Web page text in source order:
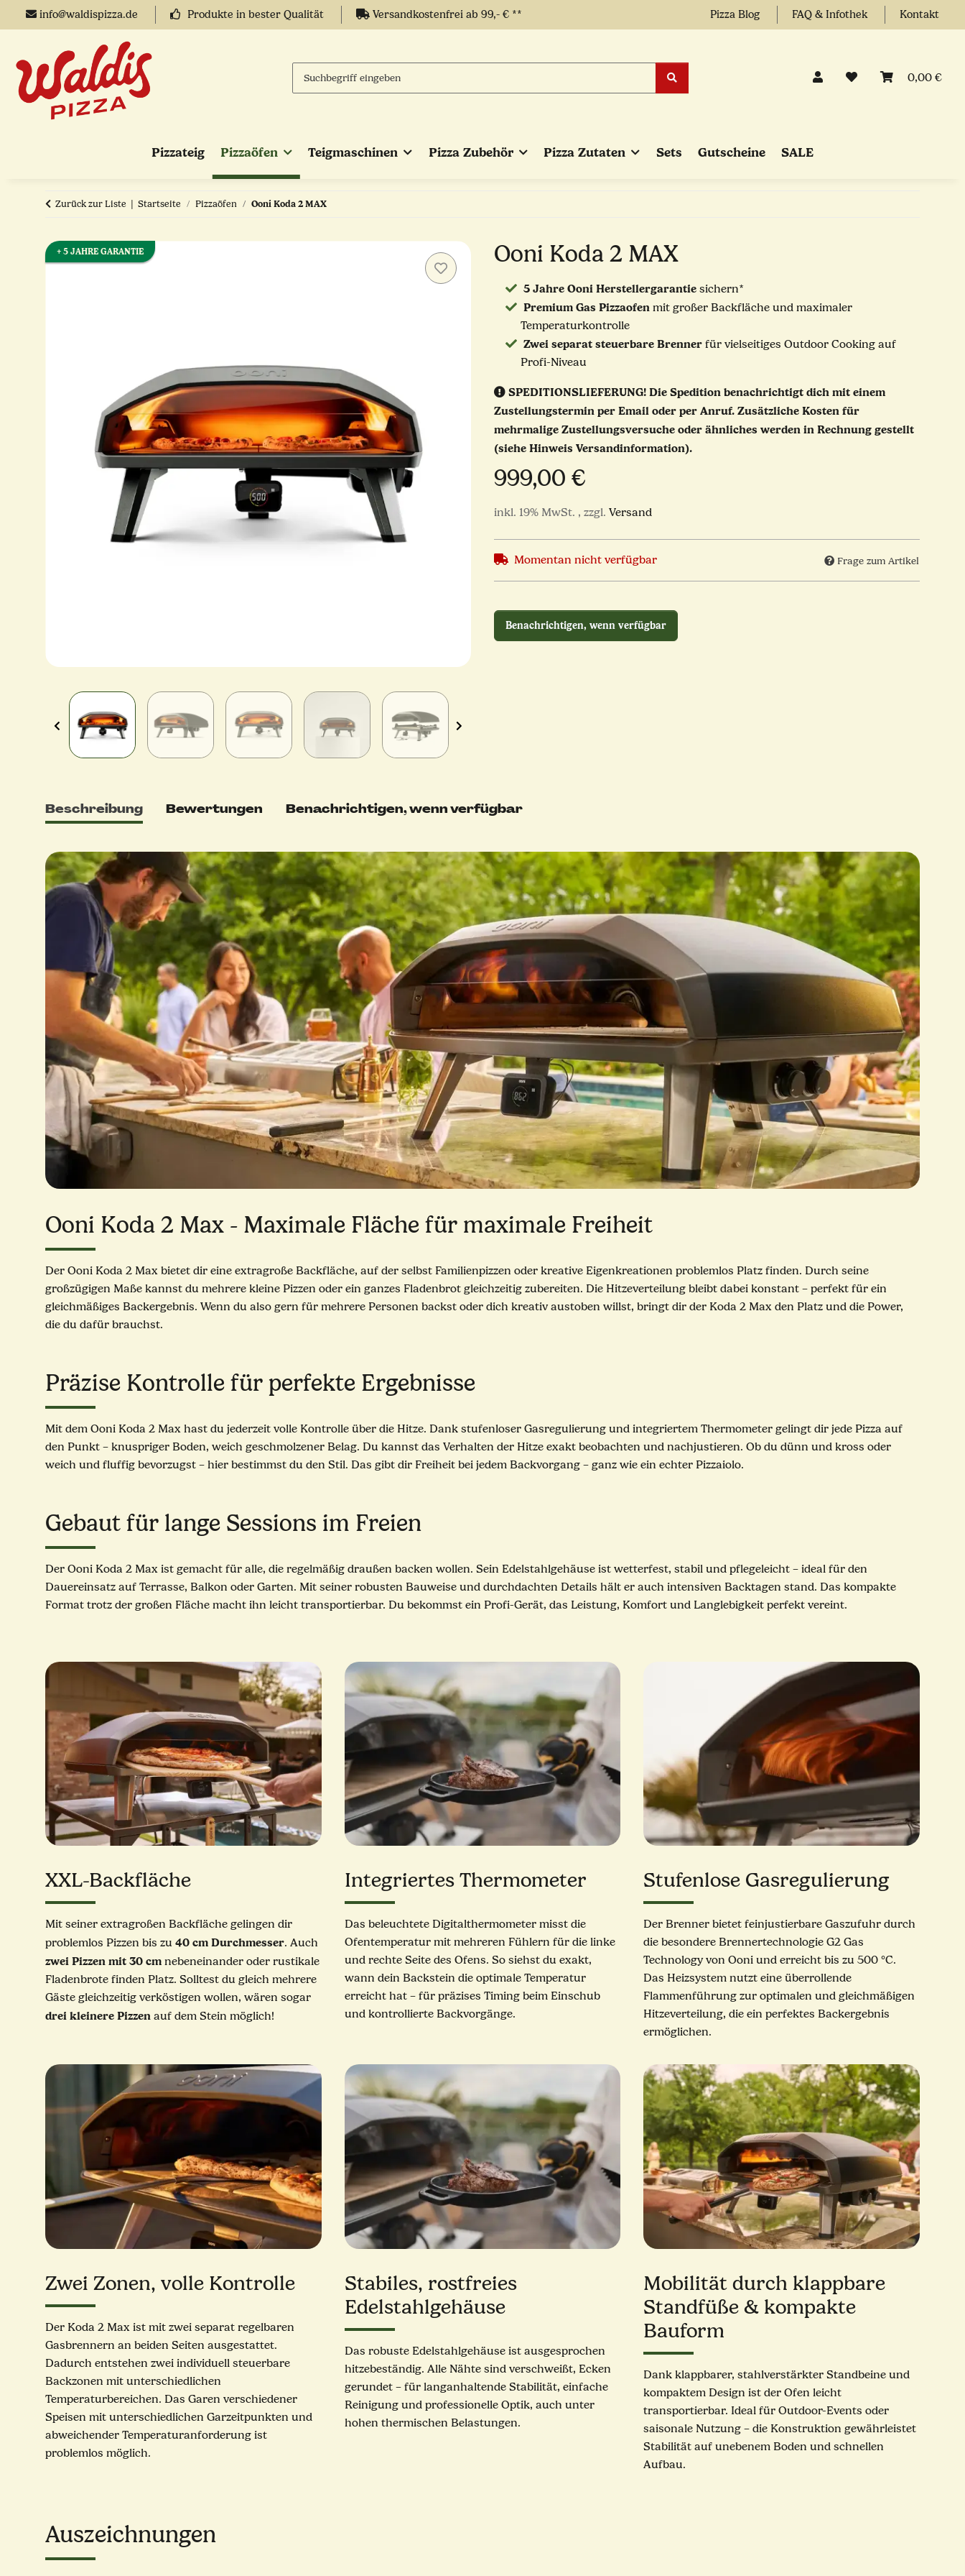
info@waldispizza.de Produkte in bester Qualität Versandkostenfrei ab 99,- € ** Pizza Blog FAQ & Infothek Kontakt
0,00 €
Pizzateig Pizzaöfen Teigmaschinen Pizza Zubehör Pizza Zutaten Sets Gutscheine SALE
Zurück zur Liste Startseite Pizzaöfen Ooni Koda 2 MAX
+ 5 JAHRE GARANTIE Ooni Koda 2 MAX
5 Jahre Ooni Herstellergarantiesichern*
Premium Gas Pizzaofenmit großer Backfläche und maximaler
Temperaturkontrolle
Zwei separat steuerbare Brennerfür vielseitiges Outdoor Cooking auf
Profi-Niveau
SPEDITIONSLIEFERUNG! Die Spedition benachrichtigt dich mit einem
Zustellungstermin per Email oder per Anruf. Zusätzliche Kosten für
mehrmalige Zustellungsversuche oder ähnliches werden in Rechnung gestellt
(siehe Hinweis Versandinformation).
999,00 €
inkl. 19% MwSt. , zzgl. Versand
Momentan nicht verfügbar Frage zum Artikel
Benachrichtigen, wenn verfügbar
Beschreibung Bewertungen Benachrichtigen, wenn verfügbar
Ooni Koda 2 Max - Maximale Fläche für maximale Freiheit
Der Ooni Koda 2 Max bietet dir eine extragroße Backfläche, auf der selbst Familienpizzen oder kreative Eigenkreationen problemlos Platz finden. Durch seine
großzügigen Maße kannst du mehrere kleine Pizzen oder ein ganzes Fladenbrot gleichzeitig zubereiten. Die Hitzeverteilung bleibt dabei konstant – perfekt für ein
gleichmäßiges Backergebnis. Wenn du also gern für mehrere Personen backst oder dich kreativ austoben willst, bringt dir der Koda 2 Max den Platz und die Power,
die du dafür brauchst.
Präzise Kontrolle für perfekte Ergebnisse
Mit dem Ooni Koda 2 Max hast du jederzeit volle Kontrolle über die Hitze. Dank stufenloser Gasregulierung und integriertem Thermometer gelingt dir jede Pizza auf
den Punkt – knuspriger Boden, weich geschmolzener Belag. Du kannst das Verhalten der Hitze exakt beobachten und nachjustieren. Ob du dünn und kross oder
weich und fluffig bevorzugst – hier bestimmst du den Stil. Das gibt dir Freiheit bei jedem Backvorgang – ganz wie ein echter Pizzaiolo.
Gebaut für lange Sessions im Freien
Der Ooni Koda 2 Max ist gemacht für alle, die regelmäßig draußen backen wollen. Sein Edelstahlgehäuse ist wetterfest, stabil und pflegeleicht – ideal für den
Dauereinsatz auf Terrasse, Balkon oder Garten. Mit seiner robusten Bauweise und durchdachten Details hält er auch intensiven Backtagen stand. Das kompakte
Format trotz der großen Fläche macht ihn leicht transportierbar. Du bekommst ein Profi-Gerät, das Leistung, Komfort und Langlebigkeit perfekt vereint.
XXL-Backfläche
Mit seiner extragroßen Backfläche gelingen dir
problemlos Pizzen bis zu 40 cm Durchmesser. Auch
zwei Pizzen mit 30 cm nebeneinander oder rustikale
Fladenbrote finden Platz. Solltest du gleich mehrere
Gäste gleichzeitig verköstigen wollen, wären sogar
drei kleinere Pizzen auf dem Stein möglich!
Integriertes Thermometer
Das beleuchtete Digitalthermometer misst die
Ofentemperatur mit mehreren Fühlern für die linke
und rechte Seite des Ofens. So siehst du exakt,
wann dein Backstein die optimale Temperatur
erreicht hat – für präzises Timing beim Einschub
und kontrollierte Backvorgänge.
Stufenlose Gasregulierung
Der Brenner bietet feinjustierbare Gaszufuhr durch
die besondere Brennertechnologie G2 Gas
Technology von Ooni und erreicht bis zu 500 °C.
Das Heizsystem nutzt eine überrollende
Flammenführung zur optimalen und gleichmäßigen
Hitzeverteilung, die ein perfektes Backergebnis
ermöglichen.
Zwei Zonen, volle Kontrolle
Der Koda 2 Max ist mit zwei separat regelbaren
Gasbrennern an beiden Seiten ausgestattet.
Dadurch entstehen zwei individuell steuerbare
Backzonen mit unterschiedlichen
Temperaturbereichen. Das Garen verschiedener
Speisen mit unterschiedlichen Garzeitpunkten und
abweichender Temperaturanforderung ist
problemlos möglich.
Stabiles, rostfreies
Edelstahlgehäuse
Das robuste Edelstahlgehäuse ist ausgesprochen
hitzebeständig. Alle Nähte sind verschweißt, Ecken
gerundet – für langanhaltende Stabilität, einfache
Reinigung und professionelle Optik, auch unter
hohen thermischen Belastungen.
Mobilität durch klappbare
Standfüße & kompakte
Bauform
Dank klappbarer, stahlverstärkter Standbeine und
kompaktem Design ist der Ofen leicht
transportierbar. Ideal für Outdoor-Events oder
saisonale Nutzung – die Konstruktion gewährleistet
Stabilität auf unebenem Boden und schnellen
Aufbau.
Auszeichnungen